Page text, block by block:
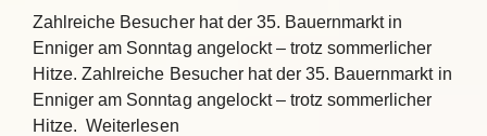
Zahlreiche Besucher hat der 35. Bauernmarkt in
Enniger am Sonntag angelockt – trotz sommerlicher
Hitze. Zahlreiche Besucher hat der 35. Bauernmarkt in
Enniger am Sonntag angelockt – trotz sommerlicher
Hitze. Weiterlesen